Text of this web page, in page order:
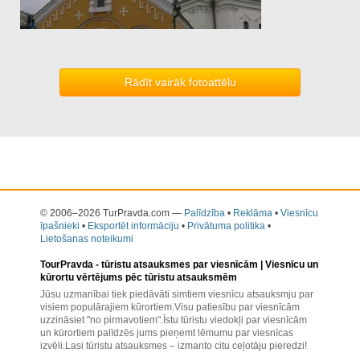
Rādīt vairāk fotoattēlu
© 2006–2026 TurPravda.com — Palīdzība • Reklāma • Viesnīcu
īpašnieki • Eksportēt informāciju • Privātuma politika •
Lietošanas noteikumi
TourPravda - tūristu atsauksmes par viesnīcām | Viesnīcu un
kūrortu vērtējums pēc tūristu atsauksmēm
Jūsu uzmanībai tiek piedāvāti simtiem viesnīcu atsauksmju par
visiem populārajiem kūrortiem.Visu patiesību par viesnīcām
uzzināsiet "no pirmavotiem".Īstu tūristu viedokļi par viesnīcām
un kūrortiem palīdzēs jums pieņemt lēmumu par viesnīcas
izvēli.Lasi tūristu atsauksmes – izmanto citu ceļotāju pieredzi!